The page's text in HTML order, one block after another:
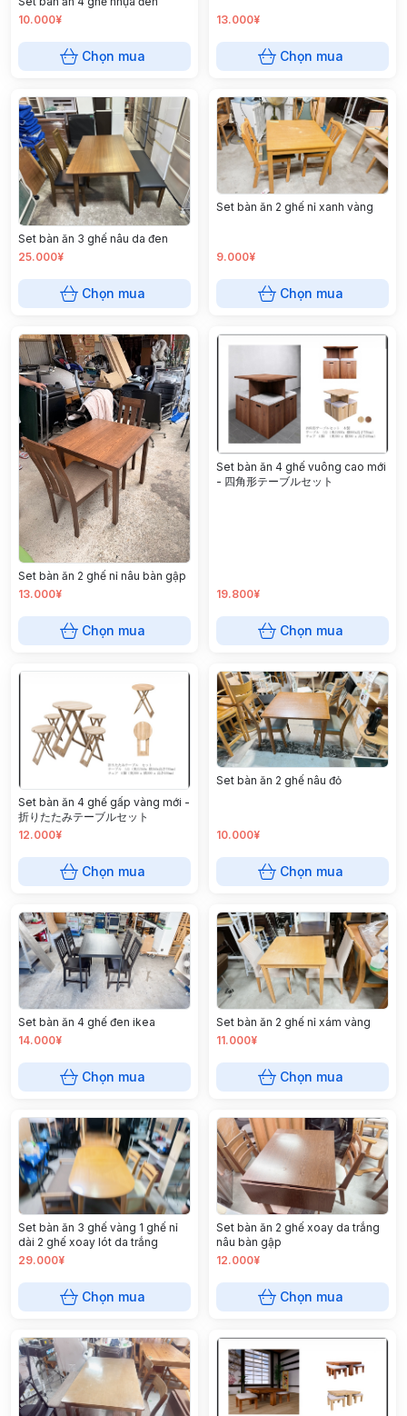
10.000¥
Chọn mua
13.000¥
Chọn mua
Set bàn ăn 3 ghế nâu da đen
25.000¥
Chọn mua
Set bàn ăn 2 ghế nỉ xanh vàng
9.000¥
Chọn mua
Set bàn ăn 2 ghế nỉ nâu bàn gập
13.000¥
Chọn mua
Set bàn ăn 4 ghế vuông cao mới
- 四角形テーブルセット
19.800¥
Chọn mua
Set bàn ăn 4 ghế gấp vàng mới -
折りたたみテーブルセット
12.000¥
Chọn mua
Set bàn ăn 2 ghế nâu đỏ
10.000¥
Chọn mua
Set bàn ăn 4 ghế đen ikea
14.000¥
Chọn mua
Set bàn ăn 2 ghế nỉ xám vàng
11.000¥
Chọn mua
Set bàn ăn 3 ghế vàng 1 ghế nỉ
dài 2 ghế xoay lót da trắng
29.000¥
Chọn mua
Set bàn ăn 2 ghế xoay da trắng
nâu bàn gập
12.000¥
Chọn mua